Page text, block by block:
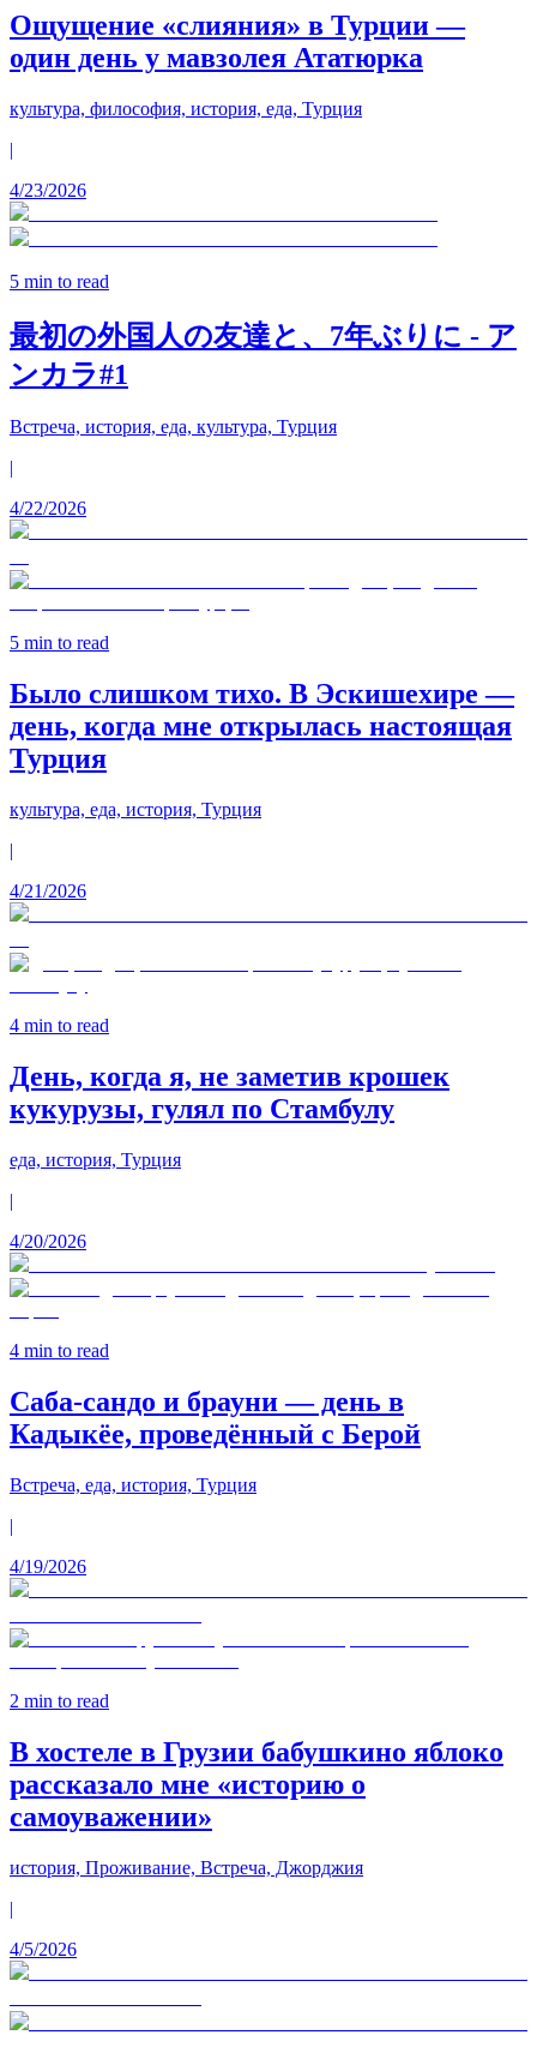
Ощущение «слияния» в Турции —
один день у мавзолея Ататюрка
культура, философия, история, еда, Турция
|
4/23/2026
5 min to read
最初の外国人の友達と、7年ぶりに - ア
ンカラ#1
Встреча, история, еда, культура, Турция
|
4/22/2026
5 min to read
Было слишком тихо. В Эскишехире —
день, когда мне открылась настоящая
Турция
культура, еда, история, Турция
|
4/21/2026
4 min to read
День, когда я, не заметив крошек
кукурузы, гулял по Стамбулу
еда, история, Турция
|
4/20/2026
4 min to read
Саба-сандо и брауни — день в
Кадыкёе, проведённый с Берой
Встреча, еда, история, Турция
|
4/19/2026
2 min to read
В хостеле в Грузии бабушкино яблоко
рассказало мне «историю о
самоуважении»
история, Проживание, Встреча, Джорджия
|
4/5/2026